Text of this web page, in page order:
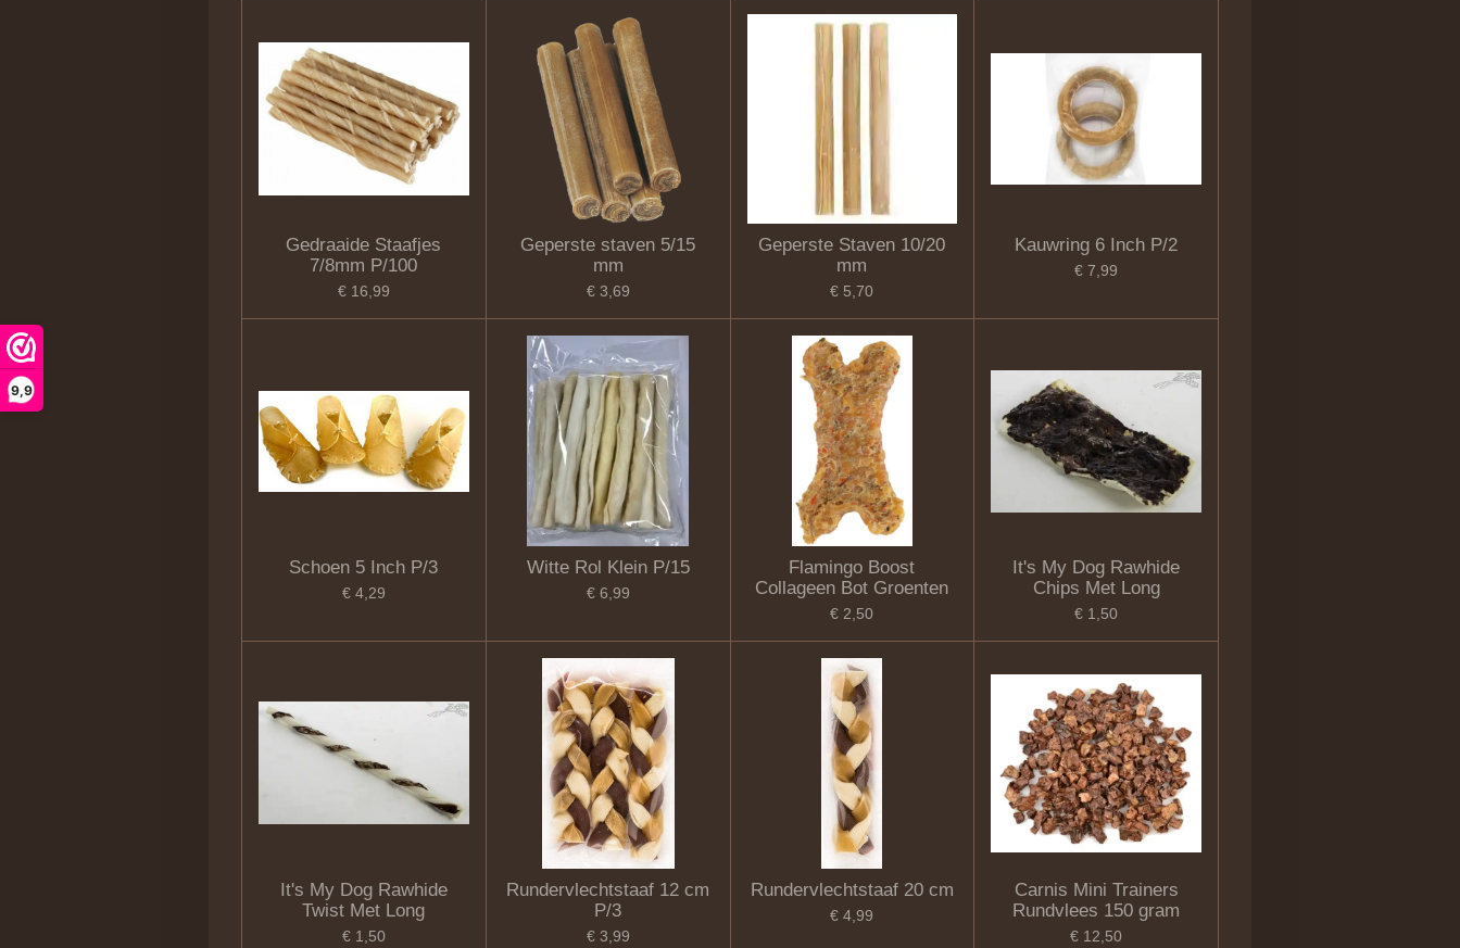
9,9
Gedraaide Staafjes
7/8mm P/100
€ 16,99
Geperste staven 5/15
mm
€ 3,69
Geperste Staven 10/20
mm
€ 5,70
Kauwring 6 Inch P/2
€ 7,99
Schoen 5 Inch P/3
€ 4,29
Witte Rol Klein P/15
€ 6,99
Flamingo Boost
Collageen Bot Groenten
€ 2,50
It's My Dog Rawhide
Chips Met Long
€ 1,50
It's My Dog Rawhide
Twist Met Long
€ 1,50
Rundervlechtstaaf 12 cm
P/3
€ 3,99
Rundervlechtstaaf 20 cm
€ 4,99
Carnis Mini Trainers
Rundvlees 150 gram
€ 12,50